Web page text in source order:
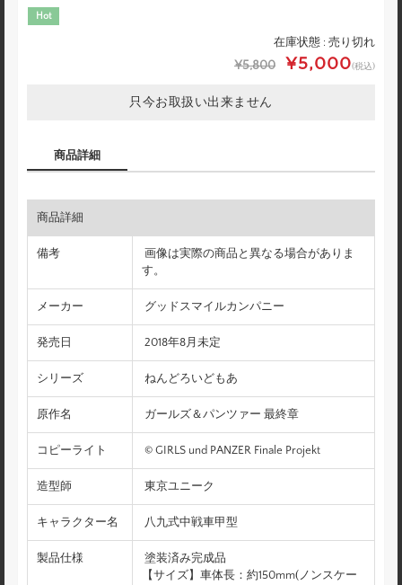
Hot
在庫状態 : 売り切れ
¥5,800 ¥5,000(税込)
只今お取扱い出来ません
商品詳細
商品詳細
備考
画像は実際の商品と異なる場合がありま
す。
メーカー グッドスマイルカンパニー
発売日 2018年8月未定
シリーズ ねんどろいどもあ
原作名 ガールズ＆パンツァー 最終章
コピーライト © GIRLS und PANZER Finale Projekt
造型師 東京ユニーク
キャラクター名 八九式中戦車甲型
製品仕様
塗装済み完成品
【サイズ】車体長：約150mm(ノンスケー